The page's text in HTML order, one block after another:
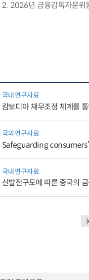
2. 2026년 금융감독자문위
국내연구자료
캄보디아 채무조정 체계를
국외연구자료
Safeguarding
국내연구자료
신발전구도에 따른 중국의